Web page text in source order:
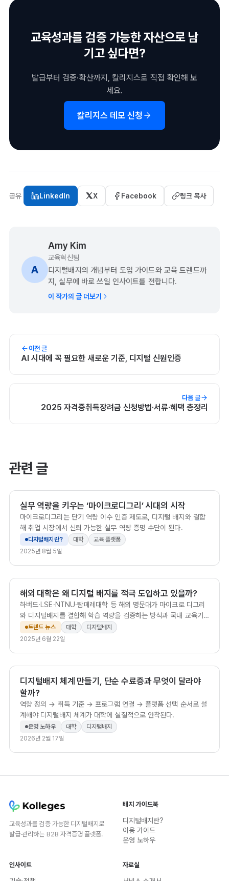
교육성과를 검증 가능한 자산으로 남
기고 싶다면?
발급부터 검증·확산까지, 칼리지스로 직접 확인해 보
세요.
칼리지스 데모 신청
공유 LinkedIn X Facebook 링크 복사
A
Amy Kim
교육혁신팀
디지털배지의 개념부터 도입 가이드와 교육 트렌드까
지, 실무에 바로 쓰일 인사이트를 전합니다.
이 작가의 글 더보기
이전 글
AI 시대에 꼭 필요한 새로운 기준, 디지털 신원인증
다음 글
2025 자격증취득장려금 신청방법·서류·혜택 총정리
관련 글
실무 역량을 키우는 ‘마이크로디그리’ 시대의 시작
마이크로디그리는 단기 역량 이수 인증 제도로, 디지털 배지와 결합
해 취업 시장에서 신뢰 가능한 실무 역량 증명 수단이 된다.
디지털배지란? 대학
교육 플랫폼
2025년 8월 5일
해외 대학은 왜 디지털 배지를 적극 도입하고 있을까?
하버드·LSE·NTNU·탐페레대학 등 해외 명문대가 마이크로 디그리
와 디지털배지를 결합해 학습 역량을 검증하는 방식과 국내 교육기
관의 시사점을 정리합니다.
트렌드 뉴스 대학
디지털배지
2025년 6월 22일
디지털배지 체계 만들기, 단순 수료증과 무엇이 달라야
할까?
역량 정의 → 취득 기준 → 프로그램 연결 → 플랫폼 선택 순서로 설
계해야 디지털배지 체계가 대학에 실질적으로 안착된다.
운영 노하우 대학
디지털배지
2026년 2월 17일
교육성과를 검증 가능한 디지털배지로
발급·관리하는 B2B 자격증명 플랫폼.
배지 가이드북
디지털배지란?
이용 가이드
운영 노하우
인사이트 자료실